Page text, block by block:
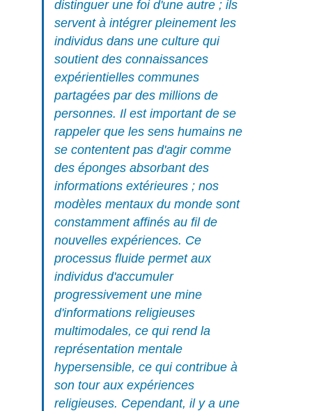
distinguer une foi d'une autre ; ils
servent à intégrer pleinement les
individus dans une culture qui
soutient des connaissances
expérientielles communes
partagées par des millions de
personnes. Il est important de se
rappeler que les sens humains ne
se contentent pas d'agir comme
des éponges absorbant des
informations extérieures ; nos
modèles mentaux du monde sont
constamment affinés au fil de
nouvelles expériences. Ce
processus fluide permet aux
individus d'accumuler
progressivement une mine
d'informations religieuses
multimodales, ce qui rend la
représentation mentale
hypersensible, ce qui contribue à
son tour aux expériences
religieuses. Cependant, il y a une